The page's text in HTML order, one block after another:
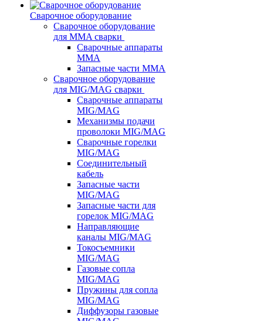
Сварочное оборудование
Сварочное оборудование
для MMA сварки
Сварочные аппараты
MMA
Запасные части MMA
Сварочное оборудование
для MIG/MAG сварки
Сварочные аппараты
MIG/MAG
Механизмы подачи
проволоки MIG/MAG
Сварочные горелки
MIG/MAG
Соединительный
кабель
Запасные части
MIG/MAG
Запасные части для
горелок MIG/MAG
Направляющие
каналы MIG/MAG
Токосъемники
MIG/MAG
Газовые сопла
MIG/MAG
Пружины для сопла
MIG/MAG
Диффузоры газовые